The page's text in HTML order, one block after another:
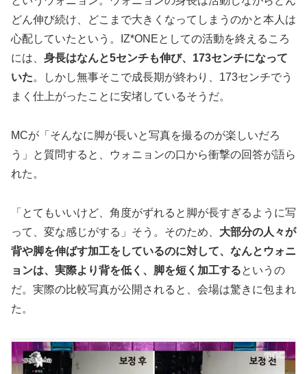
どん伸び続け、どこまで大きくなってしまうのかと本人は
心配していたという。IZ*ONEとしての活動を終えるころ
には、 身長はなんと5センチも伸び、173センチになって
いた。しかし無事そこで成長期が終わり、173センチでう
まく仕上がったことに安堵しているそうだ。
MCが「そんなに脚が長いと写真を撮るのが楽しいだろ
う」と質問すると、ウォニョンの口から衝撃の回答が語ら
れた。
「とてもいいけど、角度がずれると脚が長すぎるように写
って、変な感じがする」そう。そのため、 大部分の人々が
背や脚を伸ばす加工をしているのに対して、なんとウォニ
ョンは、実際より背を低く、脚を短く加工するというの
だ。実際の比較写真が公開されると、会場は驚きに包まれ
た。